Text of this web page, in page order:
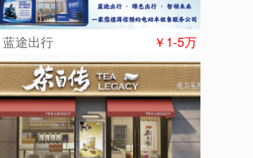
蓝途出行 ￥1-5万